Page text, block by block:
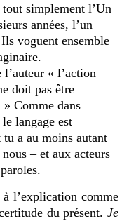
simplement l’Un
années, l’un
voguent ensemble
« l’action
doit pas être
Comme dans
langage est
a au moins autant
– et aux acteurs
à l’explication comme
du présent. Je